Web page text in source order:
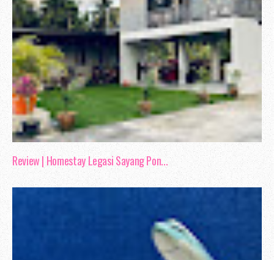
Review | Homestay Legasi Sayang Pon...